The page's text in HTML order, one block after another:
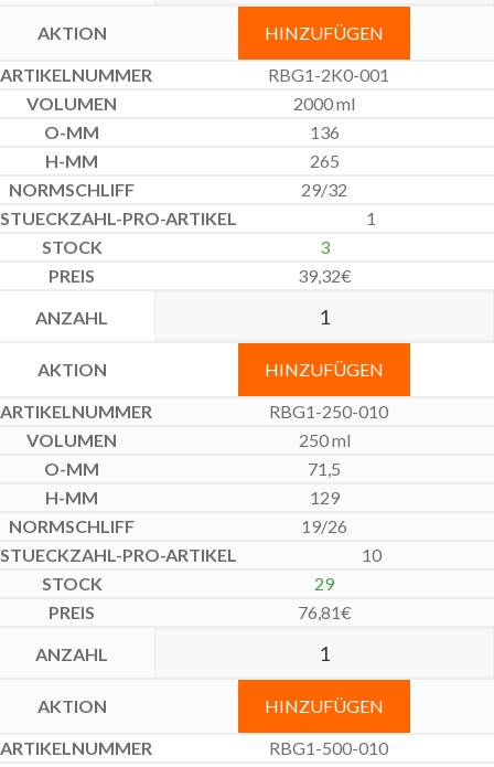
HINZUFÜGEN
RBG1-2K0-001
2000 ml
136
265
29/32
1
3
39,32€
HINZUFÜGEN
RBG1-250-010
250 ml
71,5
129
19/26
10
29
76,81€
HINZUFÜGEN
RBG1-500-010